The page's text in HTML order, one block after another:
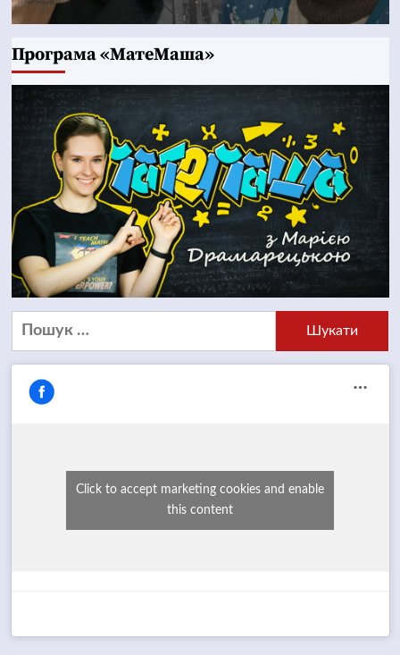
Програма «МатеМаша»
Пошук:
Click to accept marketing cookies and enable
this content